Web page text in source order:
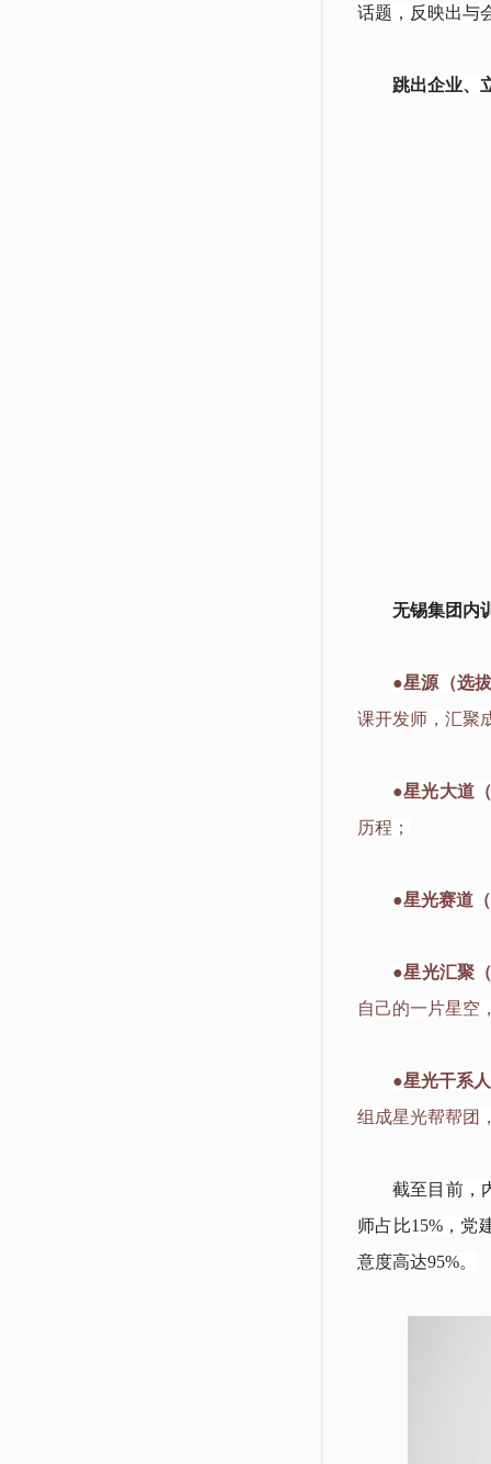
话题，反映出与
跳出企业、
无锡集团内
●星源（选
课开发师，汇聚
●星光大道
历程；
●星光赛道
●星光汇聚
自己的一片星空
●星光干系
组成星光帮帮团
截至目前，
师占比15%，党
意度高达95%。